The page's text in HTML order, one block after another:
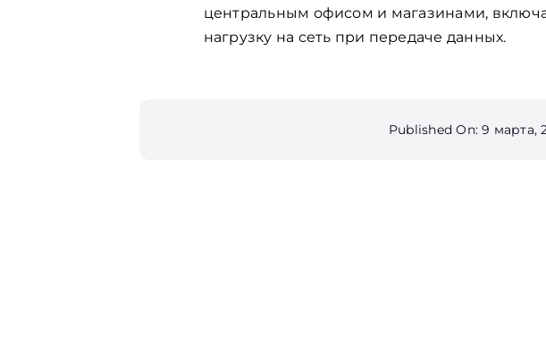
центральным офисом и магазинами,
нагрузку на сеть при передаче данных.
Published On: 9 марта,